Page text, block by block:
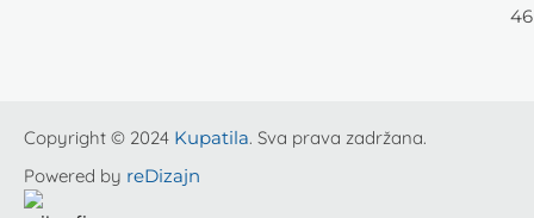
46
Copyright © 2024 Kupatila. Sva prava zadržana.
Powered by reDizajn